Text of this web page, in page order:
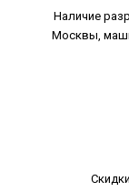
Наличие
Москвы,